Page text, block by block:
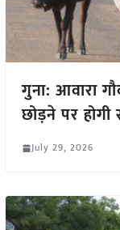
गुना: आवारा
छोड़ने पर होगी
July 29, 2026